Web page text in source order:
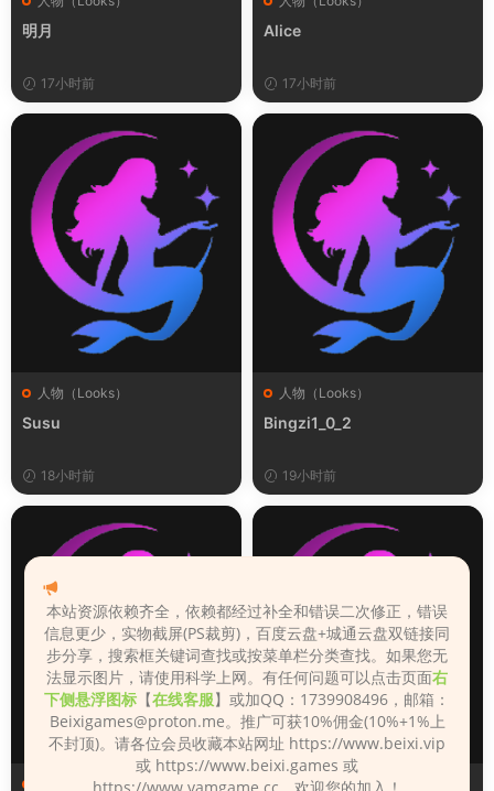
明月
17小时前
Alice
17小时前
人物（Looks）
Susu
18小时前
人物（Looks）
Bingzi1_0_2
19小时前
人物（Looks） 人物（Looks）
本站资源依赖齐全，依赖都经过补全和错误二次修正，错误
信息更少，实物截屏(PS裁剪)，百度云盘+城通云盘双链接同
步分享，搜索框关键词查找或按菜单栏分类查找。如果您无
法显示图片，请使用科学上网。有任何问题可以点击页面右
下侧悬浮图标 【在线客服】或加QQ：1739908496，邮箱：
Beixigames@proton.me。推广可获10%佣金(10%+1%上
不封顶)。请各位会员收藏本站网址 https://www.beixi.vip
或 https://www.beixi.games 或